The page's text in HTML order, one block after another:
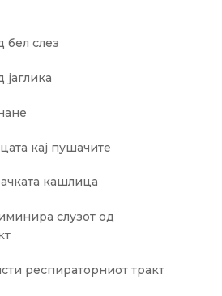
бел слез
кај пушачите
кашлица
слузот од
респираторниот тракт